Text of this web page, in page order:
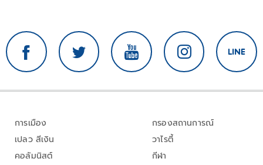
การเมือง
เปลว สีเงิน
คอลัมนิสต์
กรองสถานการณ์
วาไรตี้
กีฬา